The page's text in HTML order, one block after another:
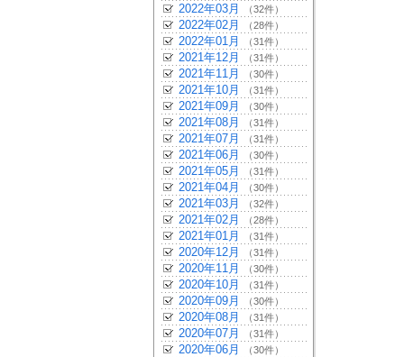
2022年03月 （32件）
2022年02月 （28件）
2022年01月 （31件）
2021年12月 （31件）
2021年11月 （30件）
2021年10月 （31件）
2021年09月 （30件）
2021年08月 （31件）
2021年07月 （31件）
2021年06月 （30件）
2021年05月 （31件）
2021年04月 （30件）
2021年03月 （32件）
2021年02月 （28件）
2021年01月 （31件）
2020年12月 （31件）
2020年11月 （30件）
2020年10月 （31件）
2020年09月 （30件）
2020年08月 （31件）
2020年07月 （31件）
2020年06月 （30件）